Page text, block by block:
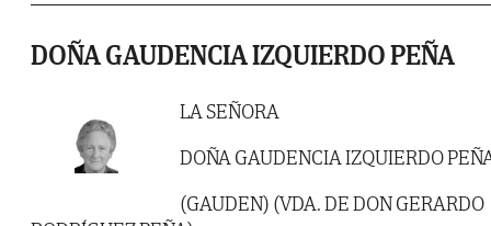
DOÑA GAUDENCIA IZQUIERDO PEÑA
LA SEÑORA
DOÑA GAUDENCIA IZQUIERDO
(GAUDEN) (VDA. DE DON GERARDO